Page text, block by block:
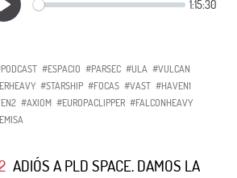
#ESPACIO #PARSEC #ULA #VULCAN
#STARSHIP #FOCAS #VAST #HAVEN1
#AXIOM #EUROPACLIPPER #FALCONHEAVY
ADIÓS A PLD SPACE. DAMOS LA